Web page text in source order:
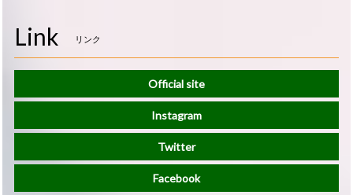
Link リンク
Official site
Instagram
Twitter
Facebook